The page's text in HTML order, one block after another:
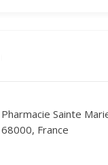
Pharmacie Sainte
68000, France